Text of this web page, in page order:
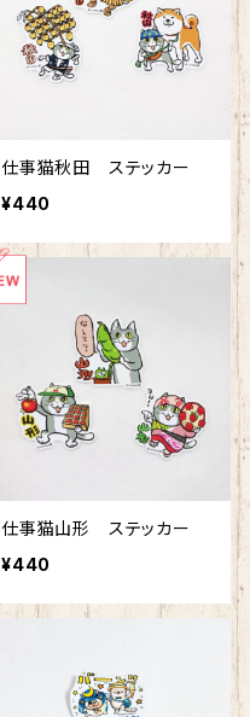
仕事猫秋田 ステッカー
¥440
仕事猫山形 ステッカー
¥440